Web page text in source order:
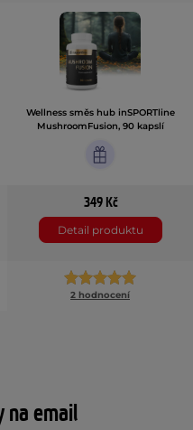
Wellness směs hub inSPORTline
MushroomFusion, 90 kapslí
349 Kč
Detail produktu
2 hodnocení
na email